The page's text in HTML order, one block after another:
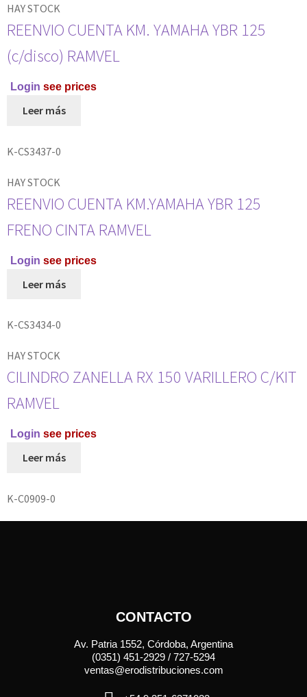
K-CS3437-0
HAY STOCK
REENVIO CUENTA KM. YAMAHA YBR 125
(c/disco) RAMVEL
Login see prices
Leer más
K-CS3434-0
HAY STOCK
REENVIO CUENTA KM.YAMAHA YBR 125
FRENO CINTA RAMVEL
Login see prices
Leer más
K-C0909-0
HAY STOCK
CILINDRO ZANELLA RX 150 VARILLERO C/KIT
RAMVEL
Login see prices
Leer más
CONTACTO
Av. Patria 1552, Córdoba, Argentina
(0351) 451-2929 / 727-5294
ventas@erodistribuciones.com